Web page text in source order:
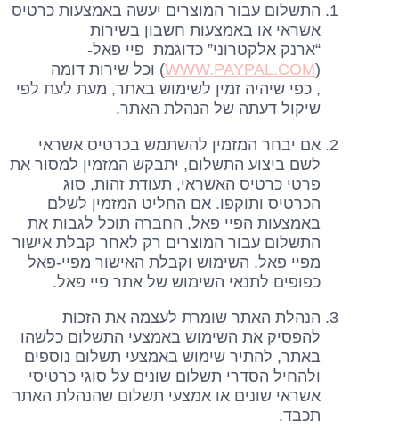
התשלום עבור המוצרים יעשה באמצעות כרטיס
אשראי או באמצעות חשבון בשירות
“ארנק אלקטרוני” כדוגמת פיי פאל-
(
WWW.PAYPAL.COM) וכל שירות דומה
, כפי שיהיה זמין לשימוש באתר, מעת לעת לפי
שיקול דעתה של הנהלת האתר.
אם יבחר המזמין להשתמש בכרטיס אשראי
לשם ביצוע התשלום, יתבקש המזמין למסור את
פרטי כרטיס האשראי, תעודת זהות, סוג
הכרטיס ותוקפו. אם החליט המזמין לשלם
באמצעות הפיי פאל, החברה תוכל לגבות את
התשלום עבור המוצרים רק לאחר קבלת אישור
מפיי פאל. השימוש וקבלת האישור מפיי-פאל
כפופים לתנאי השימוש של אתר פיי פאל.
הנהלת האתר שומרת לעצמה את הזכות
להפסיק את השימוש באמצעי התשלום כלשהו
באתר, להתיר שימוש באמצעי תשלום נוספים
ולהחיל הסדרי תשלום שונים על סוגי כרטיסי
אשראי שונים או אמצעי תשלום שהנהלת האתר
תכבד.